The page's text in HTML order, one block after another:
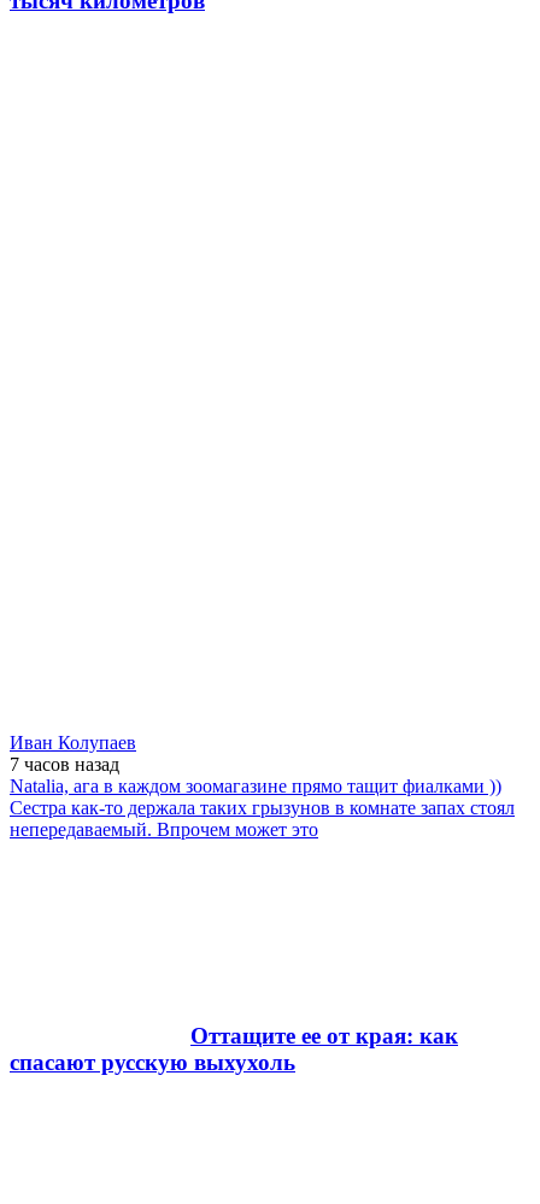
Иван Колупаев
7 часов назад
Natalia, ага в каждом зоомагазине прямо тащит фиалками ))
Сестра как-то держала таких грызунов в комнате запах стоял
непередаваемый. Впрочем может это
Оттащите ее от края: как
спасают русскую выхухоль